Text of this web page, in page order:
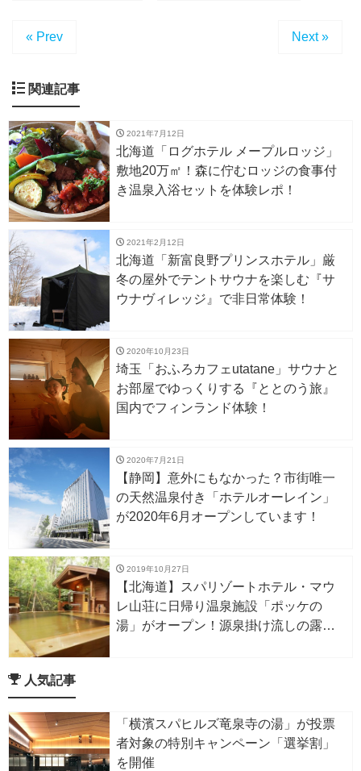
« Prev Next »
関連記事
2021年7月12日
北海道「ログホテル メープルロッジ」
敷地20万㎡！森に佇むロッジの食事付
き温泉入浴セットを体験レポ！
2021年2月12日
北海道「新富良野プリンスホテル」厳
冬の屋外でテントサウナを楽しむ『サ
ウナヴィレッジ』で非日常体験！
2020年10月23日
埼玉「おふろカフェutatane」サウナと
お部屋でゆっくりする『ととのう旅』
国内でフィンランド体験！
2020年7月21日
【静岡】意外にもなかった？市街唯一
の天然温泉付き「ホテルオーレイン」
が2020年6月オープンしています！
2019年10月27日
【北海道】スパリゾートホテル・マウ
レ山荘に日帰り温泉施設「ポッケの
湯」がオープン！源泉掛け流しの露天
人気記事
「横濱スパヒルズ竜泉寺の湯」が投票
者対象の特別キャンペーン「選挙割」
を開催